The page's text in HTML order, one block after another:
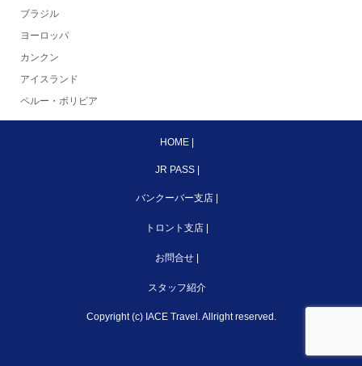
ブラジル
ヨーロッパ
カンクン
アイスランド
ペルー・ボリビア
HOME
JR PASS|
バンクーバー支店
トロント支店
お問合せ
スタッフ紹介
Copyright (c) IACE Travel. Allright reserved.